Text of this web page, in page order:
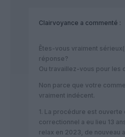
Clairvoyance a commenté :
Êtes-vous vraiment
réponse?
Ou travaillez-vous pour les
Non parce que votre
vraiment indécent.
1. La procédure est
correctionnel a eu lieu 13
relax en 2023, de nouveau